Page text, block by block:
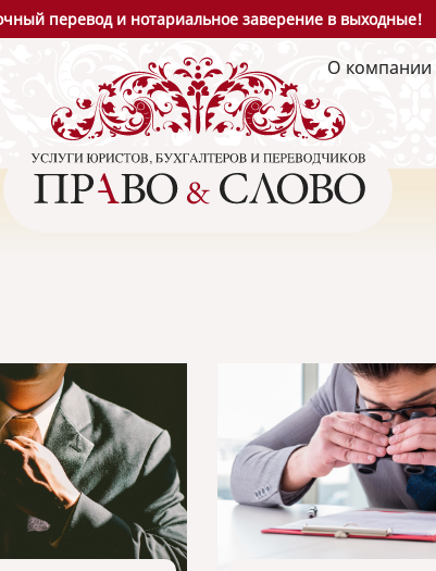
перевод и нотариальное заверение в выходные!
О компании